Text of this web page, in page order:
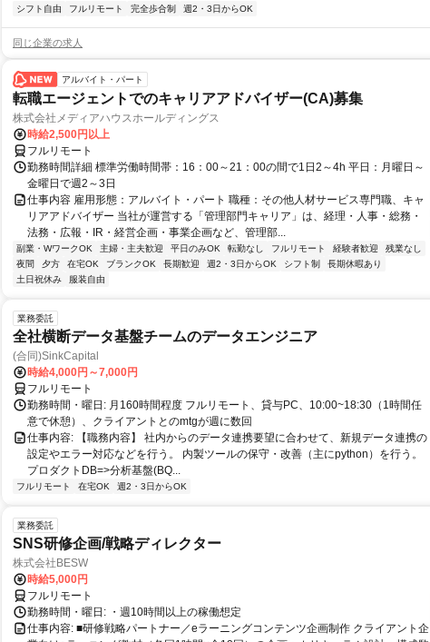
シフト自由 フルリモート 完全歩合制 週2・3日からOK
同じ企業の求人
アルバイト・パート
転職エージェントでのキャリアアドバイザー(CA)募集
株式会社メディアハウスホールディングス
時給2,500円以上
フルリモート
勤務時間詳細 標準労働時間帯：16：00～21：00の間で1日2～4h 平日：月曜日～
金曜日で週2～3日
仕事内容 雇用形態：アルバイト・パート 職種：その他人材サービス専門職、キャ
リアアドバイザー 当社が運営する「管理部門キャリア」は、経理・人事・総務・
法務・広報・IR・経営企画・事業企画など、管理部...
副業・WワークOK 主婦・主夫歓迎 平日のみOK 転勤なし フルリモート 経験者歓迎
残業なし
夜間
夕方 在宅OK ブランクOK 長期歓迎 週2・3日からOK シフト制
長期休暇あり
土日祝休み
服装自由
業務委託
全社横断データ基盤チームのデータエンジニア
(合同)SinkCapital
時給4,000円～7,000円
フルリモート
勤務時間・曜日: 月160時間程度 フルリモート、貸与PC、10:00~18:30（1時間任
意で休憩）、クライアントとのmtgが週に数回
仕事内容: 【職務内容】 社内からのデータ連携要望に合わせて、新規データ連携の
設定やエラー対応などを行う。 内製ツールの保守・改善（主にpython）を行う。
プロダクトDB=>分析基盤(BQ...
フルリモート 在宅OK 週2・3日からOK
業務委託
SNS研修企画/戦略ディレクター
株式会社BESW
時給5,000円
フルリモート
勤務時間・曜日: ・週10時間以上の稼働想定
仕事内容: ■研修戦略パートナー／eラーニングコンテンツ企画制作 クライアント企